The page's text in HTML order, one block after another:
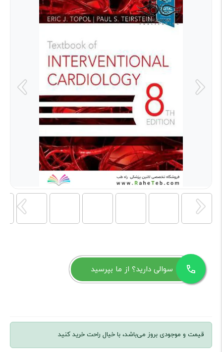
سوالی دارید؟ از ما بپرسید
قیمت و موجودی بروز می‌باشد، با خیال راحت خرید کنید